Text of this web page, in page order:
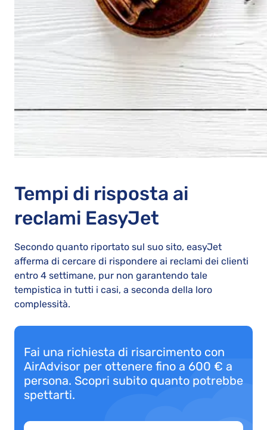
Tempi di risposta ai
reclami EasyJet
Secondo quanto riportato sul suo sito, easyJet
afferma di cercare di rispondere ai reclami dei clienti
entro 4 settimane, pur non garantendo tale
tempistica in tutti i casi, a seconda della loro
complessità.
Fai una richiesta di risarcimento con
AirAdvisor per ottenere fino a 600 € a
persona. Scopri subito quanto potrebbe
spettarti.